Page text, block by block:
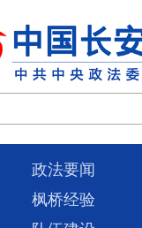
政法要闻
枫桥经验